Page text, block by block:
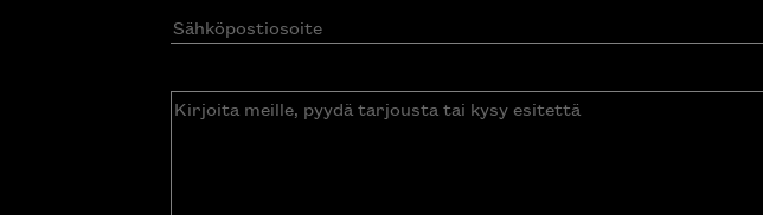
Sähköpostiosoite(Pakollinen)
Kirjoita